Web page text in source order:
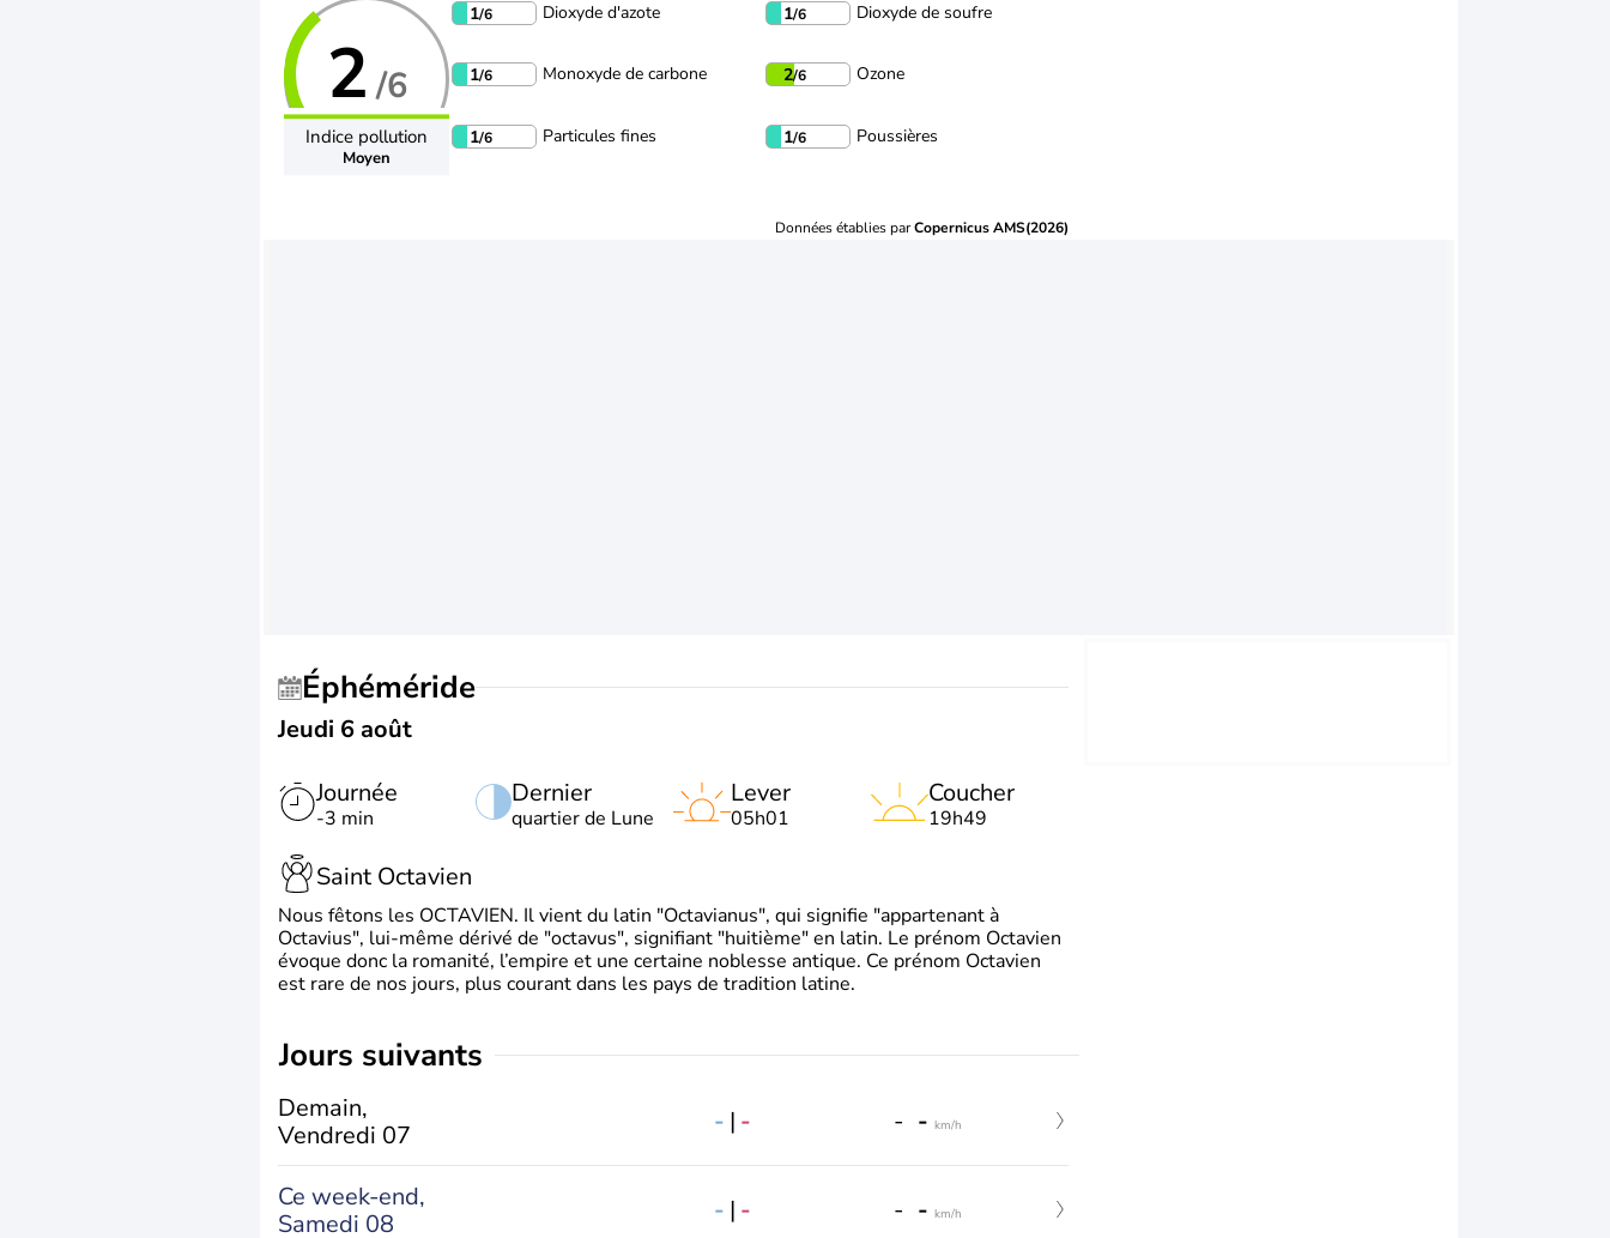
2 /6
Indice pollution
Moyen
1/6 Dioxyde d'azote 1/6 Dioxyde de soufre
1/6 Monoxyde de carbone 2/6 Ozone
1/6 Particules fines 1/6 Poussières
Données établies parCopernicus AMS(2026)
Éphéméride
Jeudi 6 août
Journée
-3 min
Dernier
quartier de Lune
Lever
05h01
Coucher
19h49
Saint Octavien
Nous fêtons les OCTAVIEN. Il vient du latin "Octavianus", qui signifie "appartenant à
Octavius", lui-même dérivé de "octavus", signifiant "huitième" en latin. Le prénom Octavien
évoque donc la romanité, l’empire et une certaine noblesse antique. Ce prénom Octavien
est rare de nos jours, plus courant dans les pays de tradition latine.
jours suivants
Demain,
Vendredi 07
- | - - - km/h
Ce week-end,
Samedi 08
- | - - - km/h